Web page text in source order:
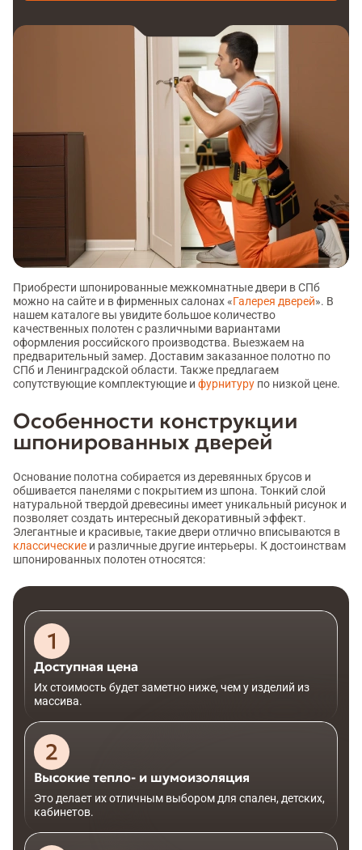
Приобрести шпонированные межкомнатные двери в СПб
можно на сайте и в фирменных салонах «Галерея дверей». В
нашем каталоге вы увидите большое количество
качественных полотен с различными вариантами
оформления российского производства. Выезжаем на
предварительный замер. Доставим заказанное полотно по
СПб и Ленинградской области. Также предлагаем
сопутствующие комплектующие и фурнитуру по низкой цене.
Особенности конструкции
шпонированных дверей
Основание полотна собирается из деревянных брусов и
обшивается панелями с покрытием из шпона. Тонкий слой
натуральной твердой древесины имеет уникальный рисунок и
позволяет создать интересный декоративный эффект.
Элегантные и красивые, такие двери отлично вписываются в
классические и различные другие интерьеры. К достоинствам
шпонированных полотен относятся:
Доступная цена
Их стоимость будет заметно ниже, чем у изделий из
массива.
Высокие тепло- и шумоизоляция
Это делает их отличным выбором для спален, детских,
кабинетов.